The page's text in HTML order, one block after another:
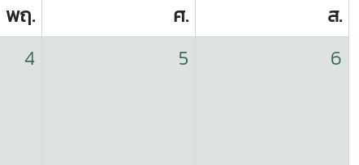
พฤ. ศ.
ส.
4 5 6